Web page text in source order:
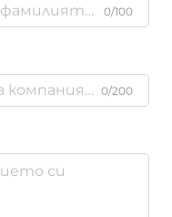
0/100
0/200